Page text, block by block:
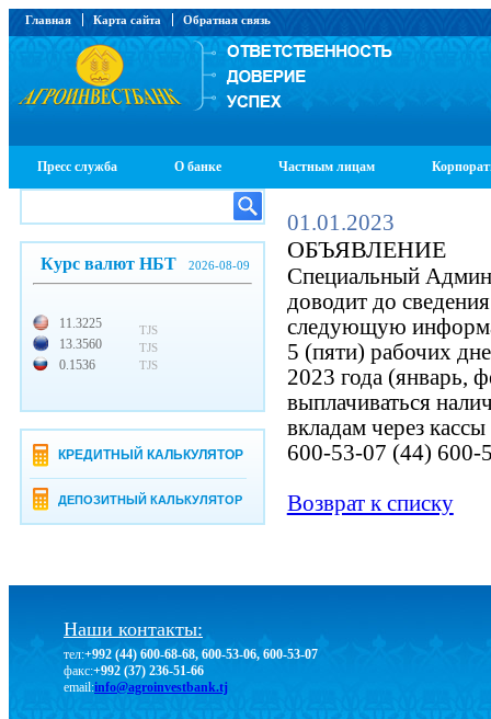
Главная Карта сайта Обратная связь
Пресс служба О банке Частным лицам
Курс валют НБТ 2026-08-09
11.3225
13.3560
0.1536
TJS
TJS
TJS
КРЕДИТНЫЙ КАЛЬКУЛЯТОР
ДЕПОЗИТНЫЙ КАЛЬКУЛЯТОР
01.01.2023
ОБЪЯВЛЕНИЕ
Специальный
доводит до
следующую
5 (пяти) рабочих
2023 года (январь,
выплачиваться
вкладам через
600-53-07 (44) 600-
Возврат к списку
Наши контакты:
тел:+992 (44) 600-68-68, 600-53-06, 600-53-07
факс:+992 (37) 236-51-66
email:info@agroinvestbank.tj